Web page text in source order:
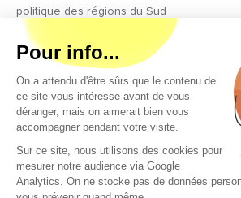
politique des régions du Sud
Copyright © 2026 - Tous droits réservés
Qui sommes-nous ?
Contact